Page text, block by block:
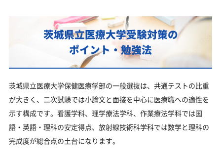
茨城県立医療大学受験対策の
ポイント・勉強法
茨城県立医療大学保健医療学部の一般選抜は、共通テストの比重
が大きく、二次試験では小論文と面接を中心に医療職への適性を
示す構成です。看護学科、理学療法学科、作業療法学科では国
語・英語・理科の安定得点、放射線技術科学科では数学と理科の
完成度が総合点の土台になります。